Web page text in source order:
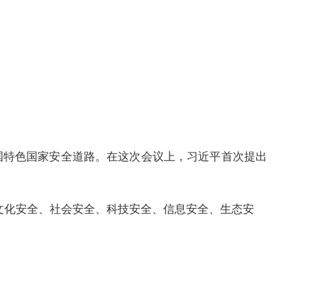
色国家安全道路。在这次会议上，习近平首次提出
安全、社会安全、科技安全、信息安全、生态安